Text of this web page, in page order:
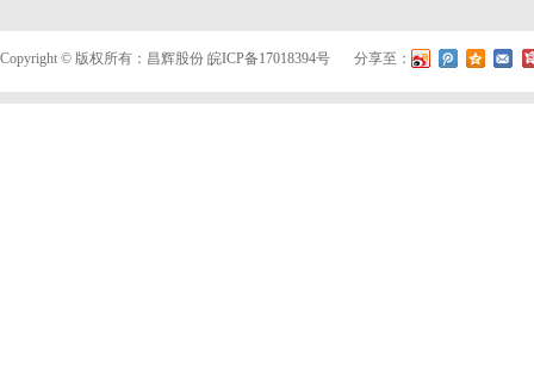
Copyright © 版权所有：昌辉股份 皖ICP备17018394号 分享至：